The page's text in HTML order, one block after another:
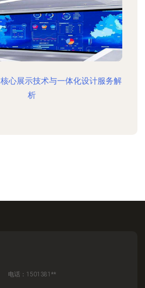
心展示技术与一体化设计服务解
析
电话：1501381**